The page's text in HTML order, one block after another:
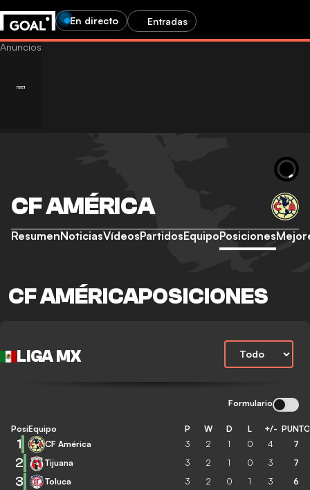
En directo Entradas
CF AMÉRICA
ResumenNoticiasVídeosPartidosEquipoPosiciones
CF AMÉRICAPOSICIONES
LIGA MX
Formulario
Posición
Equipo P W D L +/-
1 CF América 3 2 1 0 4 7
2 Tijuana 3 2 1 0 3 7
3 Toluca 3 2 0 1 3 6